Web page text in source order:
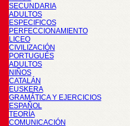
SECUNDARIA
ADULTOS
ESPECIFICOS
PERFECCIONAMIENTO
LICEO
CIVILIZACIÓN
PORTUGUÉS
ADULTOS
NIÑOS
CATALÁN
EUSKERA
GRAMÁTICA Y EJERCICIOS
ESPAÑOL
TEORÍA
COMUNICACIÓN